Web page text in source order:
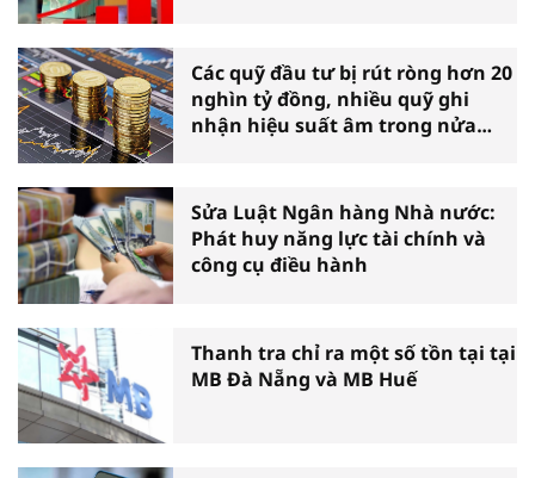
Các quỹ đầu tư bị rút ròng hơn 20
nghìn tỷ đồng, nhiều quỹ ghi
nhận hiệu suất âm trong nửa
Sửa Luật Ngân hàng Nhà nước:
Phát huy năng lực tài chính và
công cụ điều hành
Thanh tra chỉ ra một số tồn tại tại
MB Đà Nẵng và MB Huế